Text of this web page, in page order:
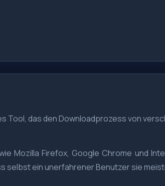
Tool, das den Downloadprozess von
Mozilla Firefox, Google Chrome und
selbst ein unerfahrener Benutzer sie